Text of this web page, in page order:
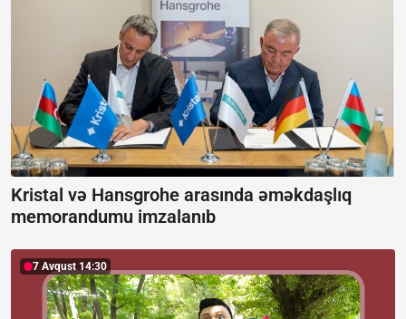
Kristal və Hansgrohe arasında əməkdaşlıq
memorandumu imzalanıb
7 Avqust 14:30